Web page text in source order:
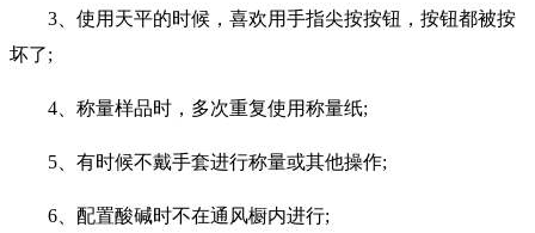
3、使用天平的时候，喜欢用手指尖按按钮，按钮都被按
坏了;
4、称量样品时，多次重复使用称量纸;
5、有时候不戴手套进行称量或其他操作;
6、配置酸碱时不在通风橱内进行;